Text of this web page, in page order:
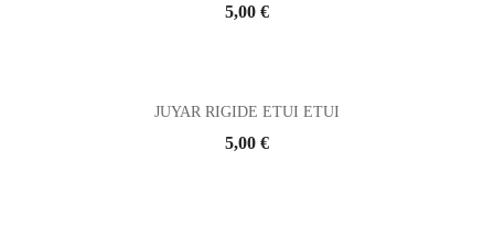
Prix
5,00 €
JUYAR RIGIDE ETUI ETUI
Prix
5,00 €